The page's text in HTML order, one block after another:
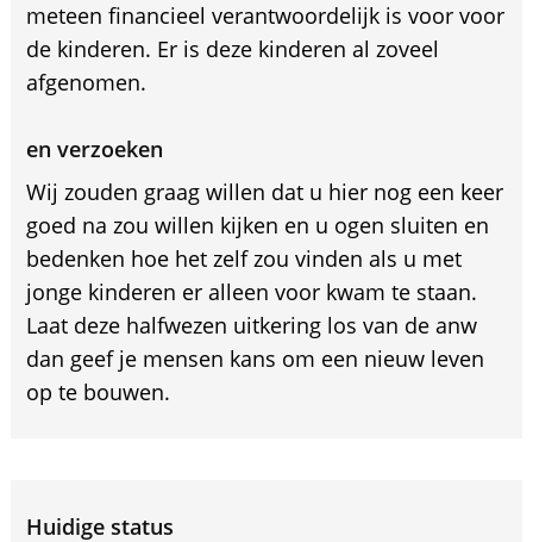
meteen financieel verantwoordelijk is voor voor
de kinderen. Er is deze kinderen al zoveel
afgenomen.
en verzoeken
Wij zouden graag willen dat u hier nog een keer
goed na zou willen kijken en u ogen sluiten en
bedenken hoe het zelf zou vinden als u met
jonge kinderen er alleen voor kwam te staan.
Laat deze halfwezen uitkering los van de anw
dan geef je mensen kans om een nieuw leven
op te bouwen.
Huidige status